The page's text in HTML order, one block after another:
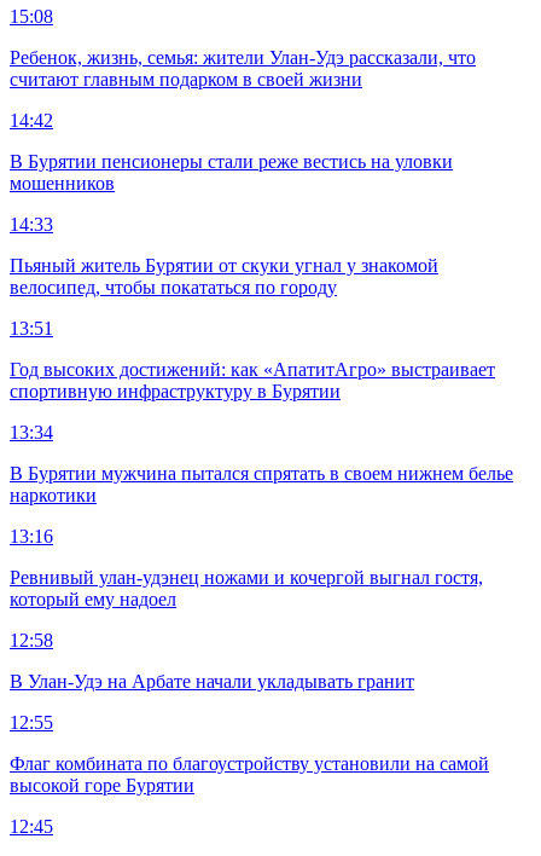
15:08
Ребенок, жизнь, семья: жители Улан-Удэ рассказали, что
считают главным подарком в своей жизни
14:42
В Бурятии пенсионеры стали реже вестись на уловки
мошенников
14:33
Пьяный житель Бурятии от скуки угнал у знакомой
велосипед, чтобы покататься по городу
13:51
Год высоких достижений: как «АпатитАгро» выстраивает
спортивную инфраструктуру в Бурятии
13:34
В Бурятии мужчина пытался спрятать в своем нижнем белье
наркотики
13:16
Ревнивый улан-удэнец ножами и кочергой выгнал гостя,
который ему надоел
12:58
В Улан-Удэ на Арбате начали укладывать гранит
12:55
Флаг комбината по благоустройству установили на самой
высокой горе Бурятии
12:45